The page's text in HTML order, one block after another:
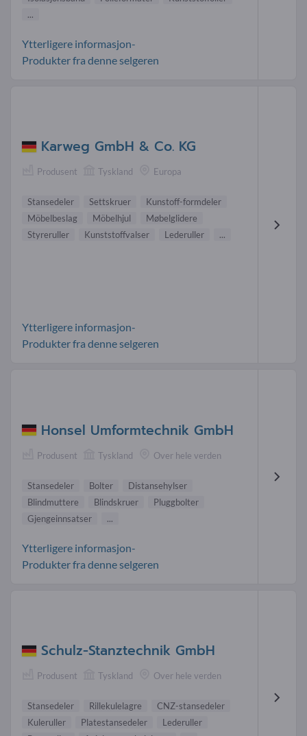
...
Ytterligere informasjon-
Produkter fra denne selgeren
Karweg GmbH & Co. KG
Produsent Tyskland Europa
Stansedeler Settskruer
Kunstoff-formdeler
Möbelbeslag
Möbelhjul
Møbelglidere
Styreruller
Kunststoffvalser Lederuller ...
Ytterligere informasjon-
Produkter fra denne selgeren
Honsel Umformtechnik GmbH
Produsent Tyskland Over hele verden
Stansedeler Bolter
Distansehylser
Blindmuttere
Blindskruer
Pluggbolter
Gjengeinnsatser
...
Ytterligere informasjon-
Produkter fra denne selgeren
Schulz-Stanztechnik GmbH
Produsent Tyskland Over hele verden
Stansedeler Rillekulelagre
CNZ-stansedeler
Kuleruller
Platestansedeler
Lederuller